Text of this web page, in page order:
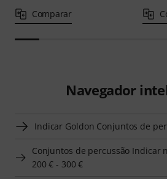
Comparar
Navegador
Indicar Goldon Conjuntos de
Conjuntos de percussão Indicar
200 € - 300 €